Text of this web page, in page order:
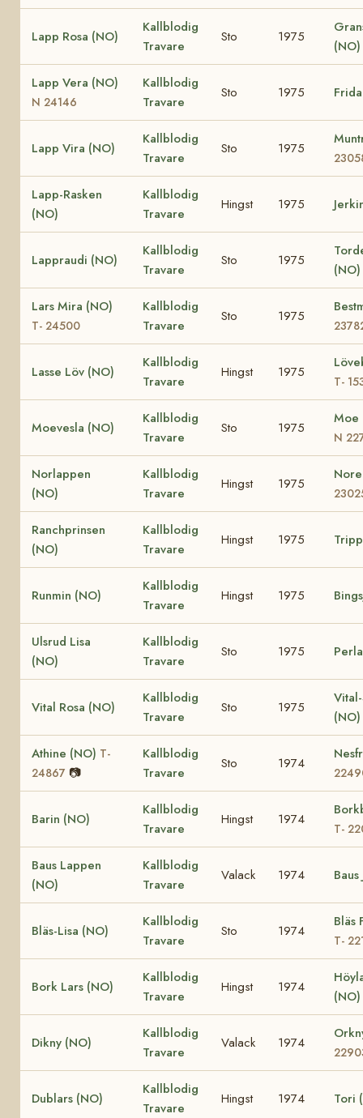
Lapp Rosa (NO)
Kallblodig
Travare
Sto 1975
(NO)
Lapp Vera (NO)
N 24146
Kallblodig
Travare
Sto 1975
Lapp Vira (NO)
Kallblodig
Travare
Sto 1975
Lapp-Rasken
(NO)
Kallblodig
Travare
Hingst 1975
Lappraudi (NO)
Kallblodig
Travare
Sto 1975
(NO)
Lars Mira (NO)
T- 24500
Kallblodig
Travare
Sto 1975
Lasse Löv (NO)
Kallblodig
Travare
Hingst 1975
T-
Moevesla (NO)
Kallblodig
Travare
Sto 1975
Moe
N
Norlappen
(NO)
Kallblodig
Travare
Hingst 1975
Ranchprinsen
(NO)
Kallblodig
Travare
Hingst 1975
Runmin (NO)
Kallblodig
Travare
Hingst 1975
Ulsrud Lisa
(NO)
Kallblodig
Travare
Sto 1975
Vital Rosa (NO)
Kallblodig
Travare
Sto 1975
(NO)
Athine (NO) T-
24867 📷
Kallblodig
Travare
Sto 1974
Barin (NO)
Kallblodig
Travare
Hingst 1974
T-
Baus Lappen
(NO)
Kallblodig
Travare
Valack 1974
Bläs-Lisa (NO)
Kallblodig
Travare
Sto 1974
Bläs
T-
Bork Lars (NO)
Kallblodig
Travare
Hingst 1974
(NO)
Dikny (NO)
Kallblodig
Travare
Valack 1974
Dublars (NO)
Kallblodig
Travare
Hingst 1974 Tori